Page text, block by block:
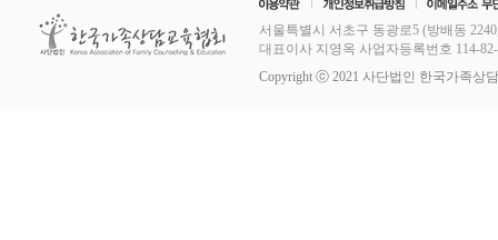
서울특별시 서초구 동광로5 (방배동
대표이사 지영옥 사업자등록번호 114-
Copyright ⓒ 2021 사단법인 한국가족상